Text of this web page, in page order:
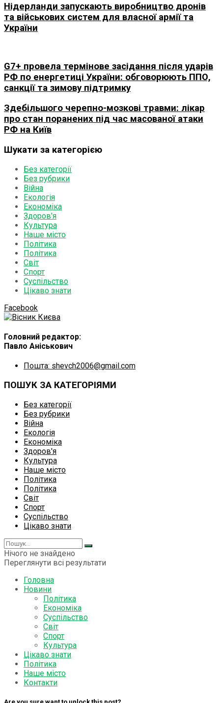
Нідерланди запускають виробництво дронів
та військових систем для власної армії та
України
G7+ провела термінове засідання після ударів
РФ по енергетиці України: обговорюють ППО,
санкції та зимову підтримку
Здебільшого черепно-мозкові травми: лікар
про стан поранених під час масованої атаки
РФ на Київ
Шукати за категорією
Без категорії
Без рубрики
Війна
Екологія
Економіка
Здоров'я
Культура
Наше місто
Політика
Політика
Світ
Спорт
Суспільство
Цікаво знати
Facebook
Головний редактор:
Павло Аніськович
Пошта: shevch2006@gmail.com
ПОШУК ЗА КАТЕГОРІЯМИ
Без категорії
Без рубрики
Війна
Екологія
Економіка
Здоров'я
Культура
Наше місто
Політика
Політика
Світ
Спорт
Суспільство
Цікаво знати
Нічого не знайдено
Переглянути всі результати
Головна
Новини
Політика
Економіка
Суспільство
Світ
Спорт
Культура
Цікаво знати
Політика
Наше місто
Контакти